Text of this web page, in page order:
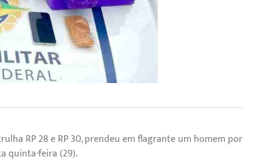
RP 28 e RP 30, prendeu em flagrante um homem por
quinta-feira (29).